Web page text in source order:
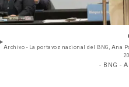
Archivo - La portavoz nacional del BNG, Ana
- BNG -